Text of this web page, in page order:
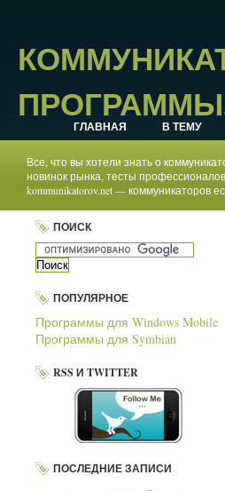
ГЛАВНАЯ В ТЕМУ
Все, что вы хотели знать о
новинок рынка, тесты
kommunikatorov.net — коммуникаторов
ПОИСК
ПОПУЛЯРНОЕ
Программы для Windows Mobile
Программы для Symbian
RSS И TWITTER
ПОСЛЕДНИЕ ЗАПИСИ